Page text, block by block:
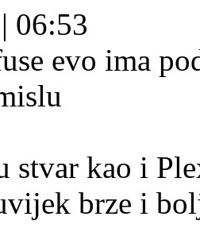
| 06:53
evo ima
stvar kao i
brze i